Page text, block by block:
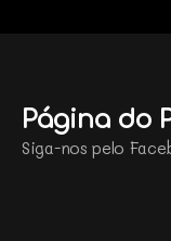
Página do
Siga-nos pelo